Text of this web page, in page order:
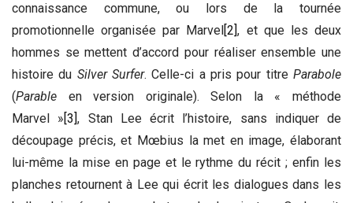
connaissance commune, ou lors de la tournée
promotionnelle organisée par Marvel[2], et que les deux
hommes se mettent d’accord pour réaliser ensemble une
histoire du Silver Surfer. Celle-ci a pris pour titreParabole
(Parable en version originale). Selon la « méthode
Marvel »[3], Stan Lee écrit l’histoire, sans indiquer de
découpage précis, et Mœbius la met en image, élaborant
lui-même la mise en page et le rythme du récit ; enfin les
planches retournent à Lee qui écrit les dialogues dans les